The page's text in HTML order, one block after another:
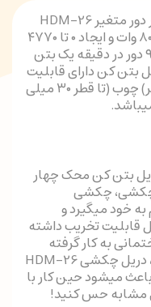
بتن کن چرخشی ۲۶ میلی متر دور متغیر HDM-26
ساخت شرکت محک با توان موتور ۸۰۰ وات و ایجاد ۰ تا ۴۷۷۰
ضربه در دقیقه با سرعت بین ۰ تا ۹۰۰ دور در دقیقه یک بتن
بتن کن دارای قابلیت
سوراخکاری بتن (تا قطر ۲۶ میلی متر) چوب (تا قطر ۳۰ میلی
بتن کن محک چهار
چکشی، چکشی
خود میگیرد و
قابلیت تخریب داشته
به کار گرفته
میشود. مانند دیگر دریل های محک، دریل چکشی HDM-26
میشود حین کار با
مشابه حس کنید!